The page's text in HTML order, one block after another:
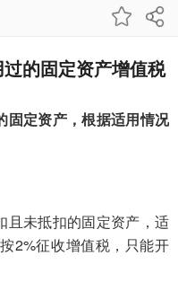
的固定资产增值税
固定资产，根据适用情况
且未抵扣的固定资产，适
2%征收增值税，只能开